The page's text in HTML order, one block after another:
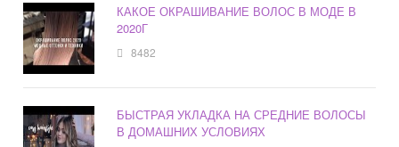
КАКОЕ ОКРАШИВАНИЕ ВОЛОС В МОДЕ В
2020Г
8482
БЫСТРАЯ УКЛАДКА НА СРЕДНИЕ ВОЛОСЫ
В ДОМАШНИХ УСЛОВИЯХ